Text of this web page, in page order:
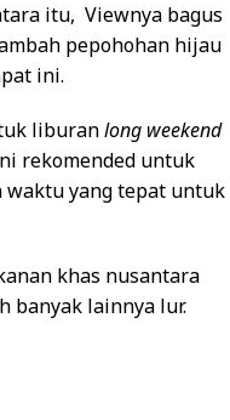
itu, Viewnya bagus
pepohohan hijau
ini.
liburanlong weekend
rekomended untuk
waktu yang tepat untuk
khas nusantara
banyak lainnya lur.